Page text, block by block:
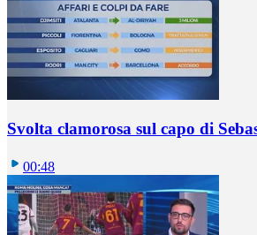
Svolta clamorosa sul capo di
00:48